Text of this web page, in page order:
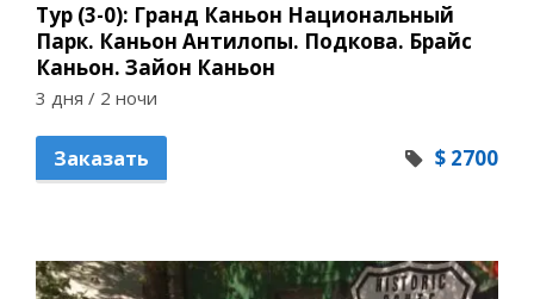
Тур (3-0): Гранд Каньон Национальный
Парк. Каньон Антилопы. Подкова. Брайс
Каньон. Зайон Каньон
3 дня / 2 ночи
Заказать $ 2700